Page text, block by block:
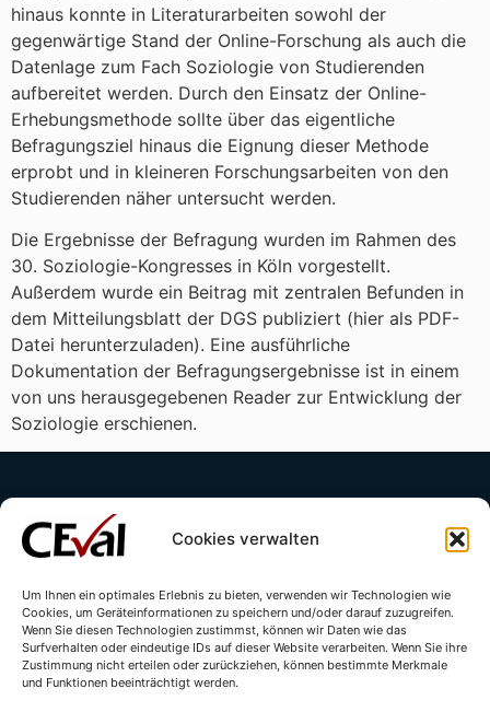
Cookies verwalten
Um Ihnen ein optimales Erlebnis zu bieten, verwenden wir Technologien wie
Cookies, um Geräteinformationen zu speichern und/oder darauf zuzugreifen.
Wenn Sie diesen Technologien zustimmst, können wir Daten wie das
Surfverhalten oder eindeutige IDs auf dieser Website verarbeiten. Wenn Sie ihre
Zustimmung nicht erteilen oder zurückziehen, können bestimmte Merkmale
und Funktionen beeinträchtigt werden.
hinaus konnte in Literaturarbeiten sowohl der
gegenwärtige Stand der Online-Forschung als auch die
Datenlage zum Fach Soziologie von Studierenden
aufbereitet werden. Durch den Einsatz der Online-
Erhebungsmethode sollte über das eigentliche
Befragungsziel hinaus die Eignung dieser Methode
erprobt und in kleineren Forschungsarbeiten von den
Studierenden näher untersucht werden.
Die Ergebnisse der Befragung wurden im Rahmen des
30. Soziologie-Kongresses in Köln vorgestellt.
Außerdem wurde ein Beitrag mit zentralen Befunden in
dem Mitteilungsblatt der DGS publiziert (hier als PDF-
Datei herunterzuladen). Eine ausführliche
Dokumentation der Befragungsergebnisse ist in einem
von uns herausgegebenen Reader zur Entwicklung der
Soziologie erschienen.
Kontakt Impressum Datenschutzerklärung
Cookie-Richtlinie (EU)